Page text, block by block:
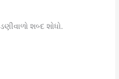
શબ્દ શોધો.